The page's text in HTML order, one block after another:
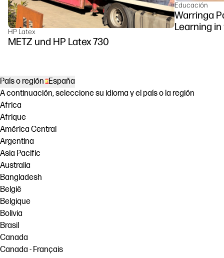
HP Latex
METZ und HP Latex 730
Educación
Warringa
Learning
País o región
España
A continuación, seleccione su idioma y el país o la región
Africa
Afrique
América Central
Argentina
Asia Pacific
Australia
Bangladesh
België
Belgique
Bolivia
Brasil
Canada
Canada - Français